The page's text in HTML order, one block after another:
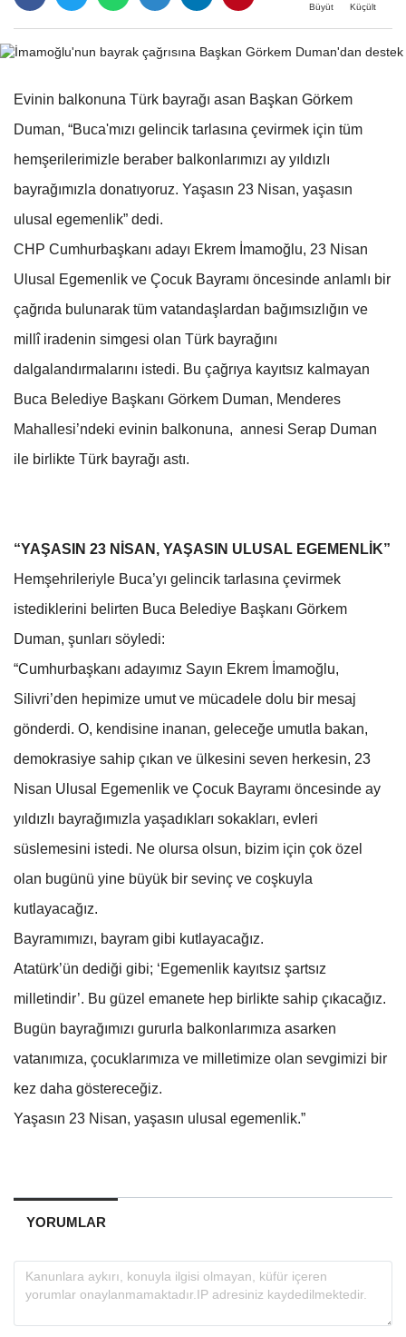
Büyüt Küçült
Evinin balkonuna Türk bayrağı asan Başkan Görkem
Duman, “Buca'mızı gelincik tarlasına çevirmek için tüm
hemşerilerimizle beraber balkonlarımızı ay yıldızlı
bayrağımızla donatıyoruz. Yaşasın 23 Nisan, yaşasın
ulusal egemenlik” dedi.
CHP Cumhurbaşkanı adayı Ekrem İmamoğlu, 23 Nisan
Ulusal Egemenlik ve Çocuk Bayramı öncesinde anlamlı bir
çağrıda bulunarak tüm vatandaşlardan bağımsızlığın ve
millî iradenin simgesi olan Türk bayrağını
dalgalandırmalarını istedi. Bu çağrıya kayıtsız kalmayan
Buca Belediye Başkanı Görkem Duman, Menderes
Mahallesi’ndeki evinin balkonuna, annesi Serap Duman
ile birlikte Türk bayrağı astı.
“YAŞASIN 23 NİSAN, YAŞASIN ULUSAL EGEMENLİK”
Hemşehrileriyle Buca’yı gelincik tarlasına çevirmek
istediklerini belirten Buca Belediye Başkanı Görkem
Duman, şunları söyledi:
“Cumhurbaşkanı adayımız Sayın Ekrem İmamoğlu,
Silivri’den hepimize umut ve mücadele dolu bir mesaj
gönderdi. O, kendisine inanan, geleceğe umutla bakan,
demokrasiye sahip çıkan ve ülkesini seven herkesin, 23
Nisan Ulusal Egemenlik ve Çocuk Bayramı öncesinde ay
yıldızlı bayrağımızla yaşadıkları sokakları, evleri
süslemesini istedi. Ne olursa olsun, bizim için çok özel
olan bugünü yine büyük bir sevinç ve coşkuyla
kutlayacağız.
Bayramımızı, bayram gibi kutlayacağız.
Atatürk’ün dediği gibi; ‘Egemenlik kayıtsız şartsız
milletindir’. Bu güzel emanete hep birlikte sahip çıkacağız.
Bugün bayrağımızı gururla balkonlarımıza asarken
vatanımıza, çocuklarımıza ve milletimize olan sevgimizi bir
kez daha göstereceğiz.
Yaşasın 23 Nisan, yaşasın ulusal egemenlik.”
YORUMLAR